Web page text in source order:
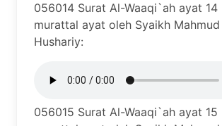
056014 Surat Al-Waaqi`ah ayat 14
murattal ayat oleh Syaikh Mahmud
Hushariy:
056015 Surat Al-Waaqi`ah ayat 15